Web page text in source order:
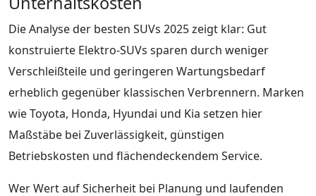
Die Analyse der besten SUVs 2025 zeigt klar: Gut
konstruierte Elektro-SUVs sparen durch weniger
Verschleißteile und geringeren Wartungsbedarf
erheblich gegenüber klassischen Verbrennern. Marken
wie Toyota, Honda, Hyundai und Kia setzen hier
Maßstäbe bei Zuverlässigkeit, günstigen
Betriebskosten und flächendeckendem Service.
Wer Wert auf Sicherheit bei Planung und laufenden